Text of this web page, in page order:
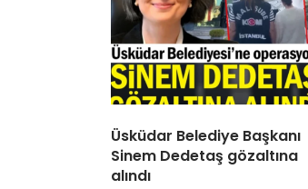
Üsküdar Belediye Başkanı
Sinem Dedetaş gözaltına
alındı